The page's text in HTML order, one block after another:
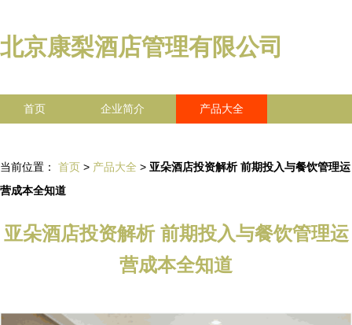
北京康梨酒店管理有限公司
首页 企业简介 产品大全
当前位置： 首页 > 产品大全 > 亚朵酒店投资解析 前期投入与餐饮管理运
营成本全知道
亚朵酒店投资解析 前期投入与餐饮管理运
营成本全知道